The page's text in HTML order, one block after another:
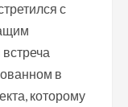
с
в
которому